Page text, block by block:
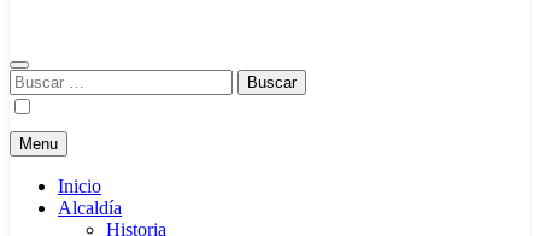
Buscar:
Menu
Inicio
Alcaldía
Historia